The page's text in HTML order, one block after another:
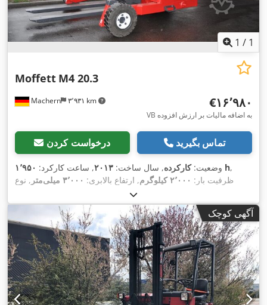
1 / 1
Machern ۳٬۹۳۱ km
Moffett M4 20.3
‎€۱۶٬۹۸۰
VB به اضافه مالیات بر ارزش افزوده
درخواست کردن تماس بگیرید
وضعیت:کارکرده, سال ساخت: ۲۰۱۳, ساعت کارکرد: ۱٬۹۵۰ h,
ظرفیت بار: ۲٬۰۰۰ کیلوگرم , ارتفاع بالابری: ۳٬۰۰۰ میلی‌متر
, نوع
, طول شاخک‌ها:۱٬۶۰۰ میلی‌متر
کیلوگرم, نوع سیستم انتقال قدرت:Diesel,
آگهی کوچک